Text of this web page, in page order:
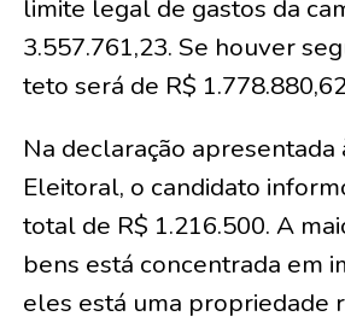
limite legal de gastos da
3.557.761,23. Se houver
teto será de R$
Na declaração apresentada
Eleitoral, o candidato
total de R$ 1.216.500. A
bens está concentrada em
eles está uma propriedade